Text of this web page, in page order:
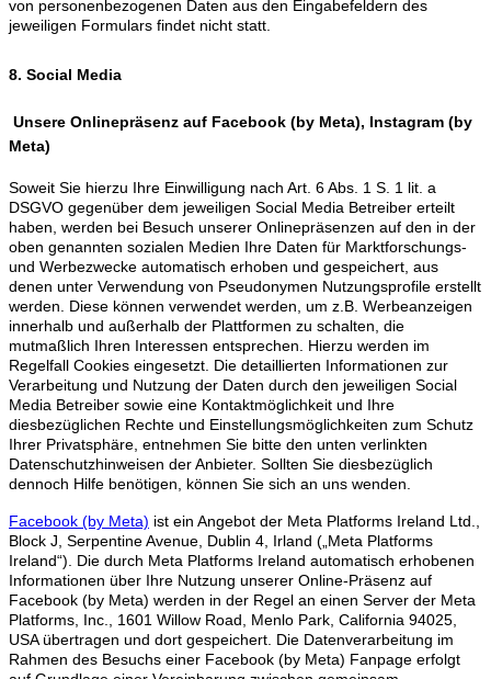
von personenbezogenen Daten aus den Eingabefeldern des
jeweiligen Formulars findet nicht statt.
8. Social Media
Unsere Onlinepräsenz auf Facebook (by Meta), Instagram (by
Meta)
Soweit Sie hierzu Ihre Einwilligung nach Art. 6 Abs. 1 S. 1 lit. a
DSGVO gegenüber dem jeweiligen Social Media Betreiber erteilt
haben, werden bei Besuch unserer Onlinepräsenzen auf den in der
oben genannten sozialen Medien Ihre Daten für Marktforschungs-
und Werbezwecke automatisch erhoben und gespeichert, aus
denen unter Verwendung von Pseudonymen Nutzungsprofile erstellt
werden. Diese können verwendet werden, um z.B. Werbeanzeigen
innerhalb und außerhalb der Plattformen zu schalten, die
mutmaßlich Ihren Interessen entsprechen. Hierzu werden im
Regelfall Cookies eingesetzt. Die detaillierten Informationen zur
Verarbeitung und Nutzung der Daten durch den jeweiligen Social
Media Betreiber sowie eine Kontaktmöglichkeit und Ihre
diesbezüglichen Rechte und Einstellungsmöglichkeiten zum Schutz
Ihrer Privatsphäre, entnehmen Sie bitte den unten verlinkten
Datenschutzhinweisen der Anbieter. Sollten Sie diesbezüglich
dennoch Hilfe benötigen, können Sie sich an uns wenden.
Facebook (by Meta) ist ein Angebot der Meta Platforms Ireland Ltd.,
Block J, Serpentine Avenue, Dublin 4, Irland („Meta Platforms
Ireland“). Die durch Meta Platforms Ireland automatisch erhobenen
Informationen über Ihre Nutzung unserer Online-Präsenz auf
Facebook (by Meta) werden in der Regel an einen Server der Meta
Platforms, Inc., 1601 Willow Road, Menlo Park, California 94025,
USA übertragen und dort gespeichert. Die Datenverarbeitung im
Rahmen des Besuchs einer Facebook (by Meta) Fanpage erfolgt